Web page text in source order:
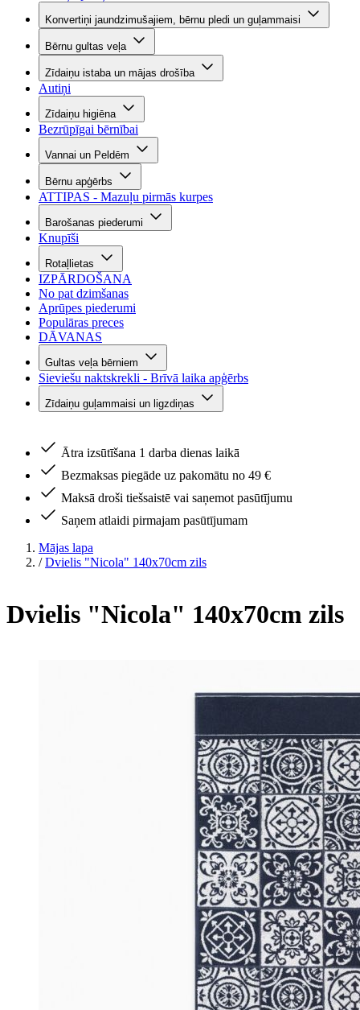
Konvertiņi jaundzimušajiem, bērnu pledi un guļammaisi
Bērnu gultas veļa
Zīdaiņu istaba un mājas drošība
Autiņi
Zīdaiņu higiēna
Bezrūpīgai bērnībai
Vannai un Peldēm
Bērnu apģērbs
ATTIPAS - Mazuļu pirmās kurpes
Barošanas piederumi
Knupīši
Rotaļlietas
IZPĀRDOŠANA
No pat dzimšanas
Aprūpes piederumi
Populāras preces
DĀVANAS
Gultas veļa bērniem
Sieviešu naktskrekli - Brīvā laika apģērbs
Zīdaiņu guļammaisi un ligzdiņas
Ātra izsūtīšana 1 darba dienas laikā
Bezmaksas piegāde uz pakomātu no 49 €
Maksā droši tiešsaistē vai saņemot pasūtījumu
Saņem atlaidi pirmajam pasūtījumam
Mājas lapa
/ Dvielis "Nicola" 140x70cm zils
Dvielis "Nicola" 140x70cm zils